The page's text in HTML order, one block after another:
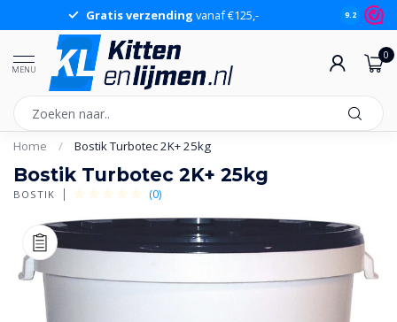
Gratis verzending vanaf €125,- 9.2
MENU
0
Home / Bostik Turbotec 2K+ 25kg
Bostik Turbotec 2K+ 25kg
BOSTIK (0)